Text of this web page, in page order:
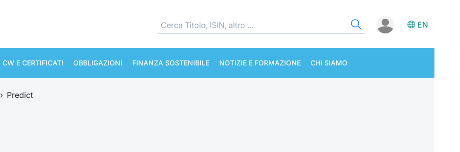
EN
CW E CERTIFICATI OBBLIGAZIONI FINANZA SOSTENIBILE NOTIZIE E FORMAZIONE CHI SIAMO
› Predict